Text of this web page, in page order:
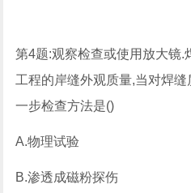
第4题:观察检查或使用放大镜.
工程的岸缝外观质量,当对焊
一步检查方法是()
A.物理试验
B.渗透成磁粉探伤